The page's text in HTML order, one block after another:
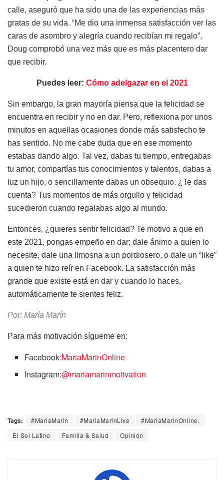
calle, aseguró que ha sido una de las experiencias más
gratas de su vida. “Me dio una inmensa satisfacción ver las
caras de asombro y alegría cuando recibían mi regalo”,
Doug comprobó una vez más que es más placentero dar
que recibir.
Puedes leer: Cómo adelgazar en el 2021
Sin embargo, la gran mayoría piensa que la felicidad se
encuentra en recibir y no en dar. Pero, reflexiona por unos
minutos en aquellas ocasiones donde más satisfecho te
has sentido. No me cabe duda que en ese momento
estabas dando algo. Tal vez, dabas tu tiempo, entregabas
tu amor, compartías tus conocimientos y talentos, dabas a
luz un hijo, o sencillamente dabas un obsequio. ¿Te das
cuenta? Tus momentos de más orgullo y felicidad
sucedieron cuando regalabas algo al mundo.
Entonces, ¿quieres sentir felicidad? Te motivo a que en
este 2021, pongas empeño en dar; dale ánimo a quien lo
necesite, dale una limosna a un pordiosero, o dale un “like”
a quien te hizo reír en Facebook. La satisfacción más
grande que existe está en dar y cuando lo haces,
automáticamente te sientes feliz.
Por: María Marín
Para más motivación sígueme en:
Facebook:MariaMarinOnline
Instagram:@mariamarinmotivation
Tags: #MariaMarin #MariaMarinLive
#MariaMarinOnline.
El Sol Latino
Familia & Salud Opinión